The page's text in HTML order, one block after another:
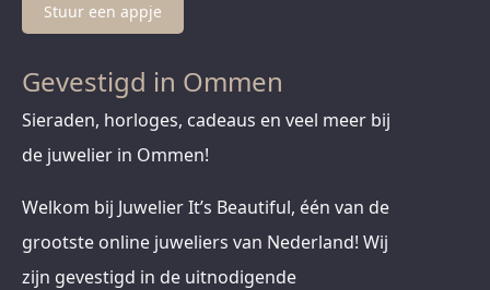
Stuur een appje
Gevestigd in Ommen
Sieraden, horloges, cadeaus en veel meer bij
de juwelier in Ommen!
Welkom bij Juwelier It’s Beautiful, één van de
grootste online juweliers van Nederland! Wij
zijn gevestigd in de uitnodigende